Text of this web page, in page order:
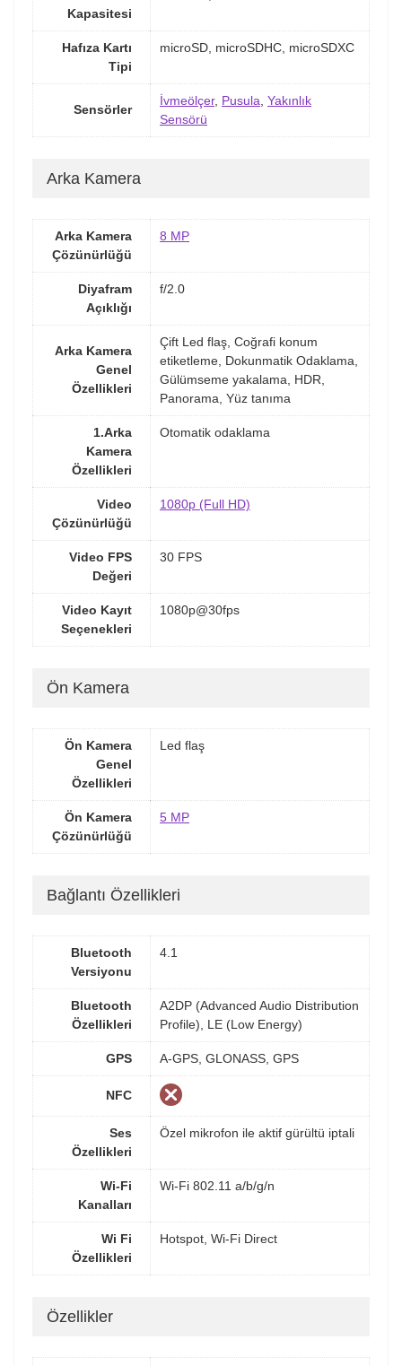
Kapasitesi
Hafıza Kartı
Tipi
microSD, microSDHC, microSDXC
Sensörler
İvmeölçer, Pusula, Yakınlık
Sensörü
Arka Kamera
Arka Kamera
Çözünürlüğü
8 MP
Diyafram
Açıklığı
f/2.0
Arka Kamera
Genel
Özellikleri
Çift Led flaş, Coğrafi konum
etiketleme, Dokunmatik Odaklama,
Gülümseme yakalama, HDR,
Panorama, Yüz tanıma
1.Arka
Kamera
Özellikleri
Otomatik odaklama
Video
Çözünürlüğü
1080p (Full HD)
Video FPS
Değeri
30 FPS
Video Kayıt
Seçenekleri
1080p@30fps
Ön Kamera
Ön Kamera
Genel
Özellikleri
Led flaş
Ön Kamera
Çözünürlüğü
5 MP
Bağlantı Özellikleri
Bluetooth
Versiyonu
4.1
Bluetooth
Özellikleri
A2DP (Advanced Audio Distribution
Profile), LE (Low Energy)
GPS A-GPS, GLONASS, GPS
NFC
Ses
Özellikleri
Özel mikrofon ile aktif gürültü iptali
Wi-Fi
Kanalları
Wi-Fi 802.11 a/b/g/n
Wi Fi
Özellikleri
Hotspot, Wi-Fi Direct
Özellikler